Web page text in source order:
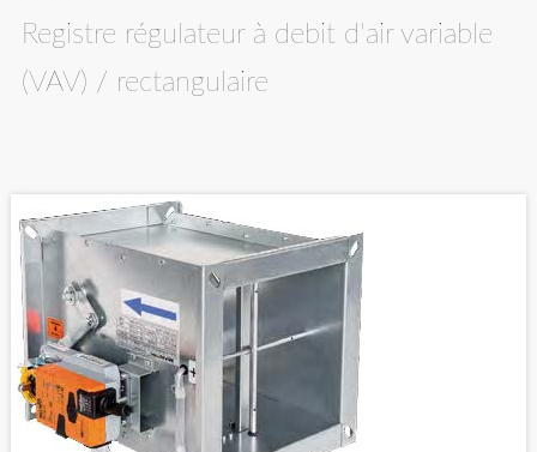
Registre régulateur à debit d'air variable
(VAV) / rectangulaire